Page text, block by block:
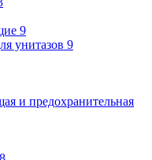
9
унитазов 9
и предохранительная